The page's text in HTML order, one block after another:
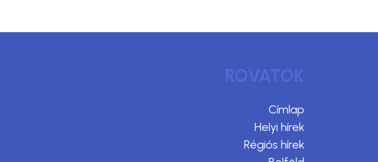
ROVATOK
Címlap
Helyi hírek
Régiós hírek